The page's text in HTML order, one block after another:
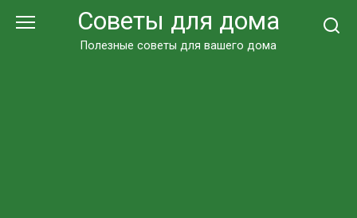
Советы для дома
Полезные советы для вашего дома